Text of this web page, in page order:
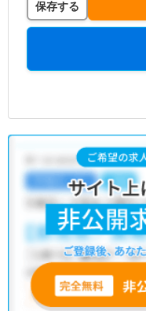
保存する